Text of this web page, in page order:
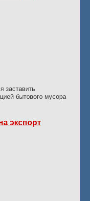
заставить
бытового мусора
экспорт